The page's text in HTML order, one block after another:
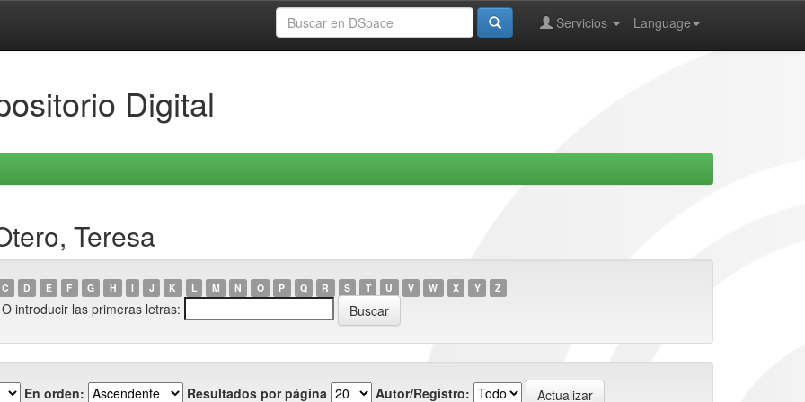
Language
Servicios
Digital
Teresa
C D E F G H I J K L M N O P Q R S T U V W X Y Z
O introducir las primeras letras:
En orden: Resultados por página Autor/Registro: